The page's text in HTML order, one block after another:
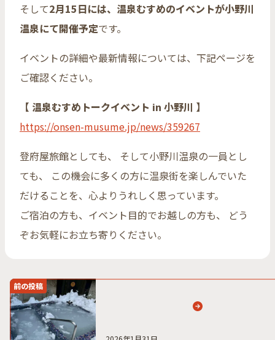
そして2月15日には、温泉むすめのイベントが小野川
温泉にて開催予定です。
イベントの詳細や最新情報については、下記ページを
ご確認ください。
【 温泉むすめトークイベント in 小野川 】
https://onsen-musume.jp/news/359267
登府屋旅館としても、 そして小野川温泉の一員とし
ても、 この機会に多くの方に温泉街を楽しんでいた
だけることを、心よりうれしく思っています。
ご宿泊の方も、イベント目的でお越しの方も、 どう
ぞお気軽にお立ち寄りください。
前の投稿